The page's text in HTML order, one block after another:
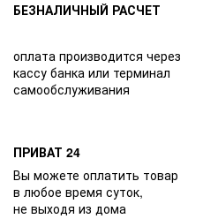
БЕЗНАЛИЧНЫЙ РАСЧЕТ
оплата производится через
кассу банка или терминал
самообслуживания
ПРИВАТ 24
Вы можете оплатить товар
в любое время суток,
не выходя из дома